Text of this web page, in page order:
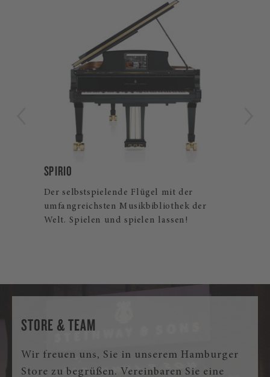
B-211
Der Steinway Flügelklassiker für Profis
und ambitionierte Hobbymusiker. Auch
als Steinway Spirio | r und Spirio Flügel
STORE & TEAM
Wir freuen uns, Sie in unserem Hamburger
Store zu begrüßen. Vereinbaren Sie eine